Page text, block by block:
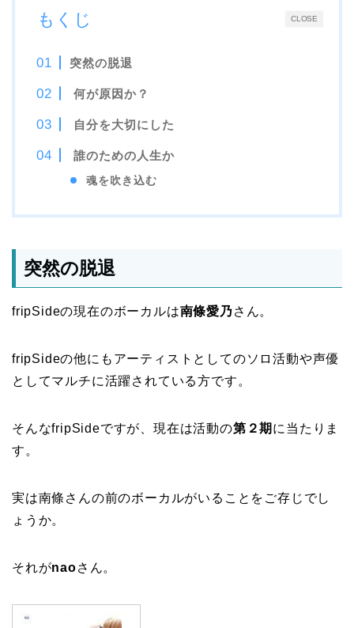
CLOSE
もくじ
突然の脱退
何が原因か？
自分を大切にした
誰のための人生か
魂を吹き込む
突然の脱退
fripSideの現在のボーカルは南條愛乃さん。
fripSideの他にもアーティストとしてのソロ活動や声優
としてマルチに活躍されている方です。
そんなfripSideですが、現在は活動の第２期 に当たりま
す。
実は南條さんの前のボーカルがいることをご存じでし
ょうか。
それがnaoさん。